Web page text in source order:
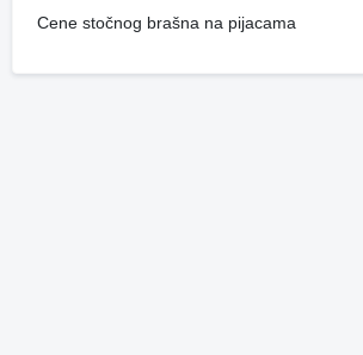
Cene stočnog brašna na pijacama